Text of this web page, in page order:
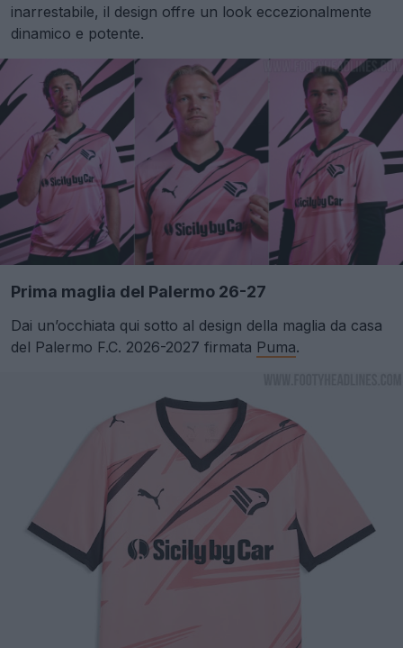
inarrestabile, il design offre un look eccezionalmente
dinamico e potente.
Prima maglia del Palermo 26-27
Dai un’occhiata qui sotto al design della maglia da casa
del Palermo F.C. 2026-2027 firmata Puma.